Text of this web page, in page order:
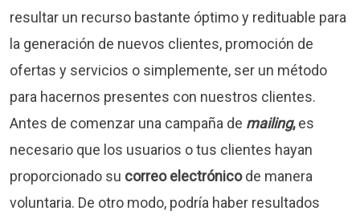
resultar un recurso bastante óptimo y redituable para
la generación de nuevos clientes, promoción de
ofertas y servicios o simplemente, ser un método
para hacernos presentes con nuestros clientes.
Antes de comenzar una campaña de mailing,es
necesario que los usuarios o tus clientes hayan
proporcionado su correo electrónicode manera
voluntaria. De otro modo, podría haber resultados